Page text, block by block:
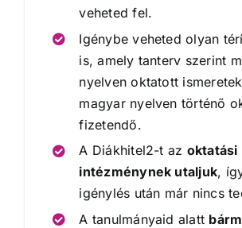
veheted fel.
Igénybe veheted olyan
is, amely tanterv szerint
nyelven oktatott
magyar nyelven történő
fizetendő.
A Diákhitel2-t az oktatási
intézménynek utaljuk,
igénylés után már nincs
A tanulmányaid alatt